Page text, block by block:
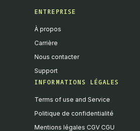
ENTREPRISE
À propos
Carrière
Nous contacter
Support
INFORMATIONS LÉGALES
Terms of use and Service
Politique de confidentialité
Mentions légales CGV CGU